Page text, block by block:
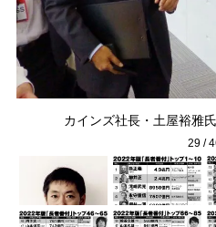
カインズ社長・土屋裕雅
29/